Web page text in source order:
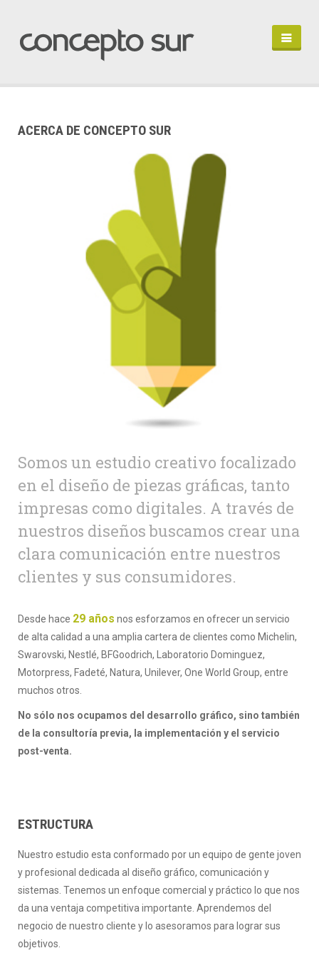
PERFIL
ACERCA DE CONCEPTO SUR
Somos un estudio creativo focalizado
en el diseño de piezas gráficas, tanto
impresas como digitales. A través de
nuestros diseños buscamos crear una
clara comunicación entre nuestros
clientes y sus consumidores.
Desde hace 29 años nos esforzamos en ofrecer un servicio
de alta calidad a una amplia cartera de clientes como Michelin,
Swarovski, Nestlé, BFGoodrich, Laboratorio Dominguez,
Motorpress, Fadeté, Natura, Unilever, One World Group, entre
muchos otros.
No sólo nos ocupamos del desarrollo gráfico, sino también
de la consultoría previa, la implementación y el servicio
post-venta.
ESTRUCTURA
Nuestro estudio esta conformado por un equipo de gente joven
y profesional dedicada al diseño gráfico, comunicación y
sistemas. Tenemos un enfoque comercial y práctico lo que nos
da una ventaja competitiva importante. Aprendemos del
negocio de nuestro cliente y lo asesoramos para lograr sus
objetivos.